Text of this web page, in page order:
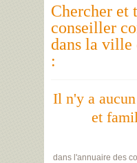
Chercher et
conseiller
dans la ville
:
Il n'y a
et
dans l'annuaire des